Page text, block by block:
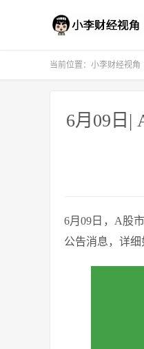
当前位置： 小李财经视角
6月09日|
6月09日，A股
公告消息，详细